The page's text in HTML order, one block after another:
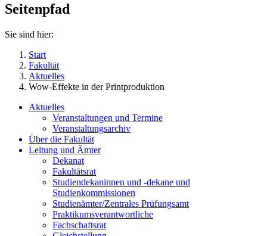
Seitenpfad
Sie sind hier:
Start
Fakultät
Aktuelles
Wow-Effekte in der Printproduktion
Aktuelles
Veranstaltungen und Termine
Veranstaltungsarchiv
Über die Fakultät
Leitung und Ämter
Dekanat
Fakultätsrat
Studiendekaninnen und -dekane und
Studienkommissionen
Studienämter/Zentrales Prüfungsamt
Praktikumsverantwortliche
Fachschaftsrat